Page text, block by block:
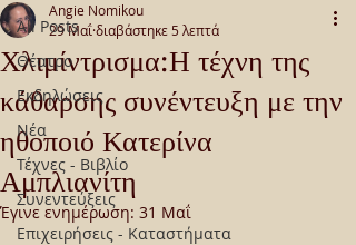
All Posts
Θέατρο
Εκδηλώσεις
Νέα
Τέχνες - Βιβλίο
Συνεντεύξεις
Επιχειρήσεις - Καταστήματα
Χλιμίντρισμα:Η τέχνη της
κάθαρσης συνέντευξη με την
ηθοποιό Κατερίνα
Αμπλιανίτη
Angie Nomikou
29 Μαΐδιαβάστηκε 5 λεπτά
Έγινε ενημέρωση: 31 Μαΐ